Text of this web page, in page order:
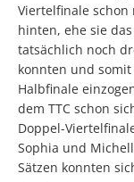
Viertelfinale schon
hinten, ehe sie
tatsächlich noch
konnten und somit
Halbfinale
dem TTC schon
Doppel-
Sophia und
Sätzen konnten